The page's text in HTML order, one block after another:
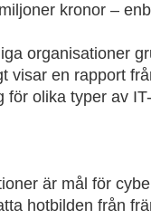
kronor –
organisationer
visar en rapport
för olika typer av
är mål för
hotbilden från